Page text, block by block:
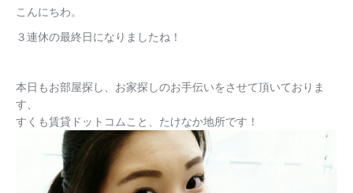
こんにちわ。
３連休の最終日になりましたね！
本日もお部屋探し、お家探しのお手伝いをさせて頂いておりま
す、
すくも賃貸ドットコムこと、たけなか地所です！